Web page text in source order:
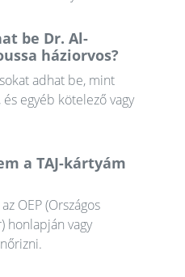
be Dr. Al-
háziorvos?
adhat be, mint
egyéb kötelező vagy
a TAJ-kártyám
OEP (Országos
honlapján vagy